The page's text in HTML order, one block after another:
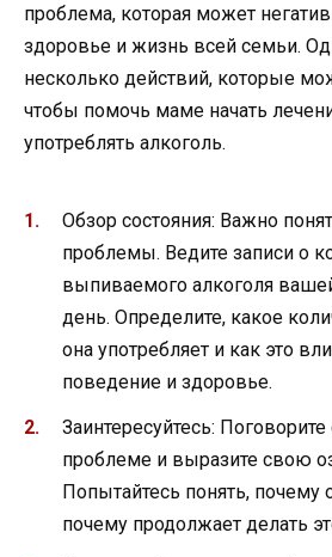
проблема, которая может
здоровье и жизнь всей семьи.
несколько действий, которые
чтобы помочь маме начать
употреблять алкоголь.
Обзор состояния: Важно
проблемы. Ведите записи о
выпиваемого алкоголя
день. Определите, какое
она употребляет и как это
поведение и здоровье.
Заинтересуйтесь:
проблеме и выразите свою
Попытайтесь понять, почему
почему продолжает делать